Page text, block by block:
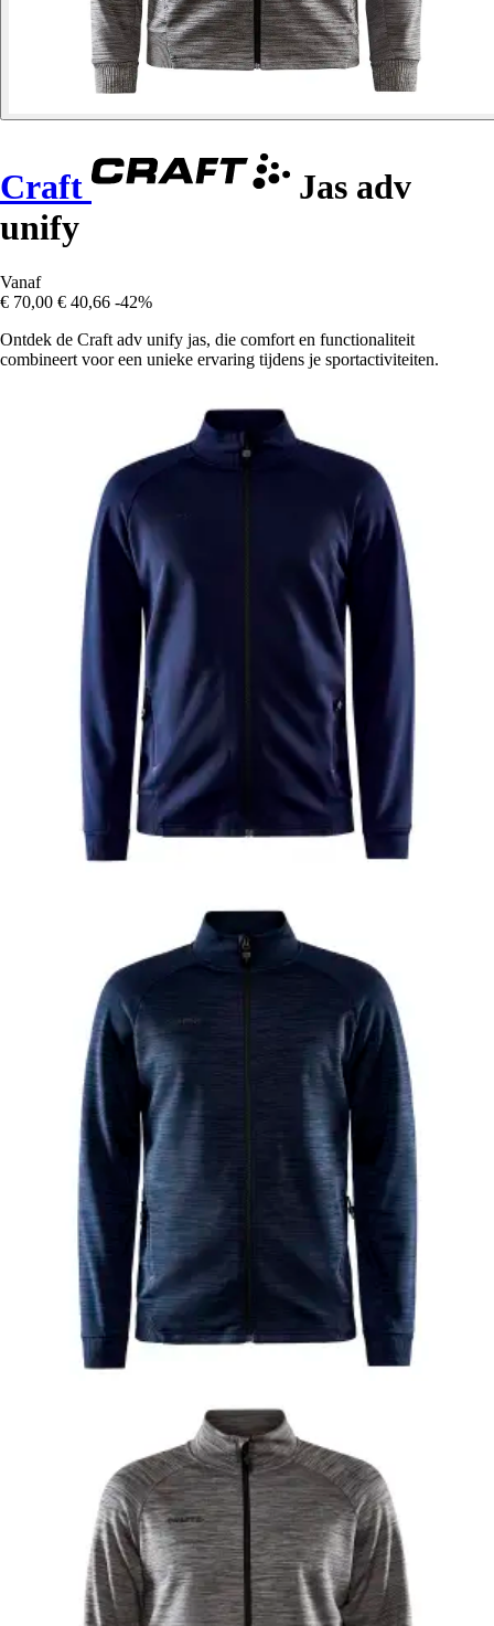
Craft
Jas adv
unify
Vanaf
€ 70,00 € 40,66 -42%
Ontdek de Craft adv unify jas, die comfort en functionaliteit
combineert voor een unieke ervaring tijdens je sportactiviteiten.